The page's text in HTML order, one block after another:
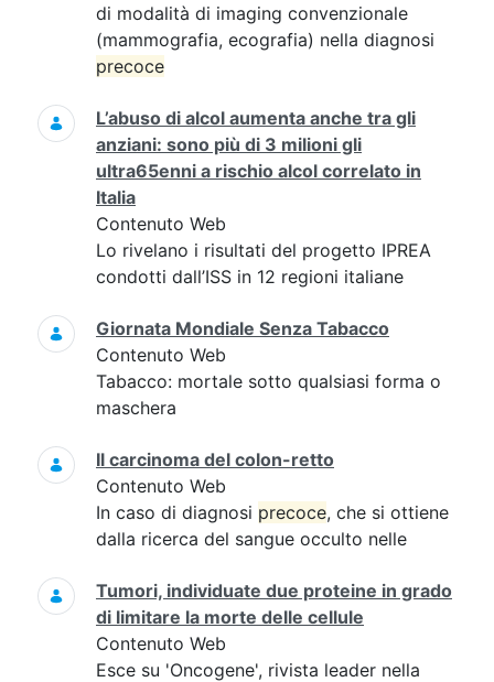
di modalità di imaging convenzionale
(mammografia, ecografia) nella diagnosi
precoce
L’abuso di alcol aumenta anche tra gli
anziani: sono più di 3 milioni gli
ultra65enni a rischio alcol correlato in
Italia
Contenuto Web
Lo rivelano i risultati del progetto IPREA
condotti dall’ISS in 12 regioni italiane
Giornata Mondiale Senza Tabacco
Contenuto Web
Tabacco: mortale sotto qualsiasi forma o
maschera
Il carcinoma del colon-retto
Contenuto Web
In caso di diagnosi precoce, che si ottiene
dalla ricerca del sangue occulto nelle
Tumori, individuate due proteine in grado
di limitare la morte delle cellule
Contenuto Web
Esce su 'Oncogene', rivista leader nella